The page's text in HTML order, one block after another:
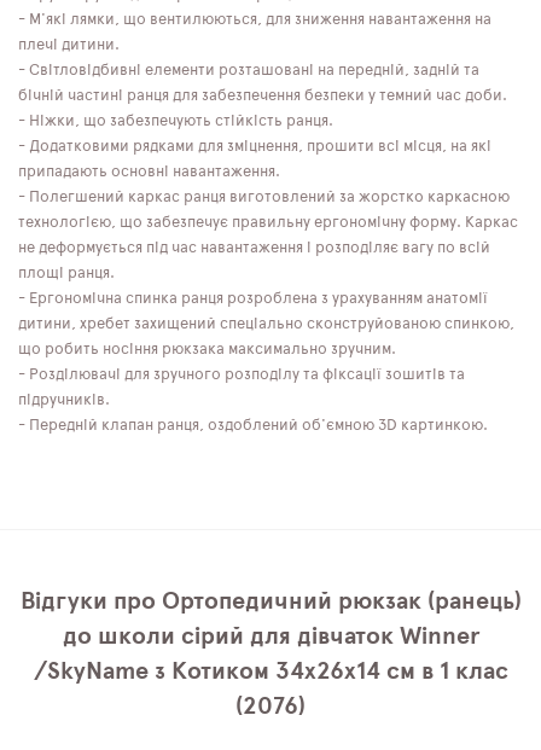
- М'які лямки, що вентилюються, для зниження навантаження на
плечі дитини.
- Світловідбивні елементи розташовані на передній, задній та
бічній частині ранця для забезпечення безпеки у темний час доби.
- Ніжки, що забезпечують стійкість ранця.
- Додатковими рядками для зміцнення, прошити всі місця, на які
припадають основні навантаження.
- Полегшений каркас ранця виготовлений за жорстко каркасною
технологією, що забезпечує правильну ергономічну форму. Каркас
не деформується під час навантаження і розподіляє вагу по всій
площі ранця.
- Ергономічна спинка ранця розроблена з урахуванням анатомії
дитини, хребет захищений спеціально сконструйованою спинкою,
що робить носіння рюкзака максимально зручним.
- Розділювачі для зручного розподілу та фіксації зошитів та
підручників.
- Передній клапан ранця, оздоблений об'ємною 3D картинкою.
Відгуки про Ортопедичний рюкзак (ранець)
до школи сірий для дівчаток Winner
/SkyName з Котиком 34х26х14 см в 1 клас
(2076)